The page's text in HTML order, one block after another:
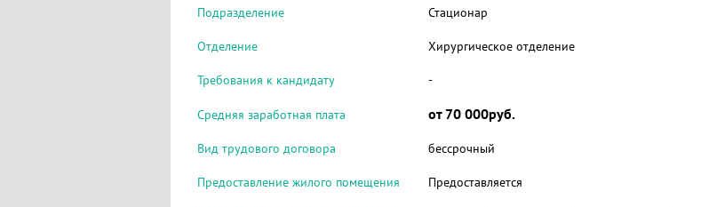
Подразделение Стационар
Отделение Хирургическое отделение
Требования к кандидату -
Средняя заработная плата от 70 000руб.
Вид трудового договора бессрочный
Предоставление жилого помещения Предоставляется